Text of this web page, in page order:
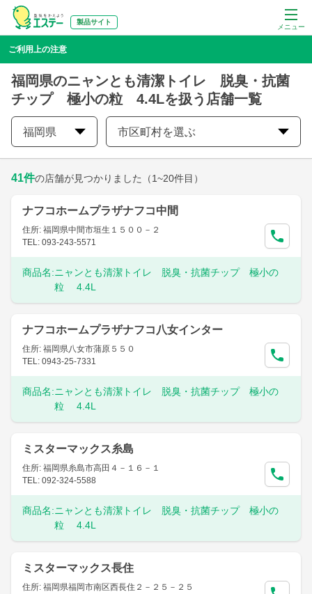
メニュー
製品サイト
ご利用上の注意
福岡県のニャンとも清潔トイレ 脱臭・抗菌
チップ 極小の粒 4.4Lを扱う店舗一覧
福岡県 市区町村を選ぶ
41件の店舗が見つかりました （1~20件目）
ナフコホームプラザナフコ中間
住所: 福岡県中間市垣生１５００－２
TEL: 093-243-5571
商品名:ニャンとも清潔トイレ 脱臭・抗菌チップ 極小の
粒 4.4L
ナフコホームプラザナフコ八女インター
住所: 福岡県八女市蒲原５５０
TEL: 0943-25-7331
商品名:ニャンとも清潔トイレ 脱臭・抗菌チップ 極小の
粒 4.4L
ミスターマックス糸島
住所: 福岡県糸島市高田４－１６－１
TEL: 092-324-5588
商品名:ニャンとも清潔トイレ 脱臭・抗菌チップ 極小の
粒 4.4L
ミスターマックス長住
住所: 福岡県福岡市南区西長住２－２５－２５